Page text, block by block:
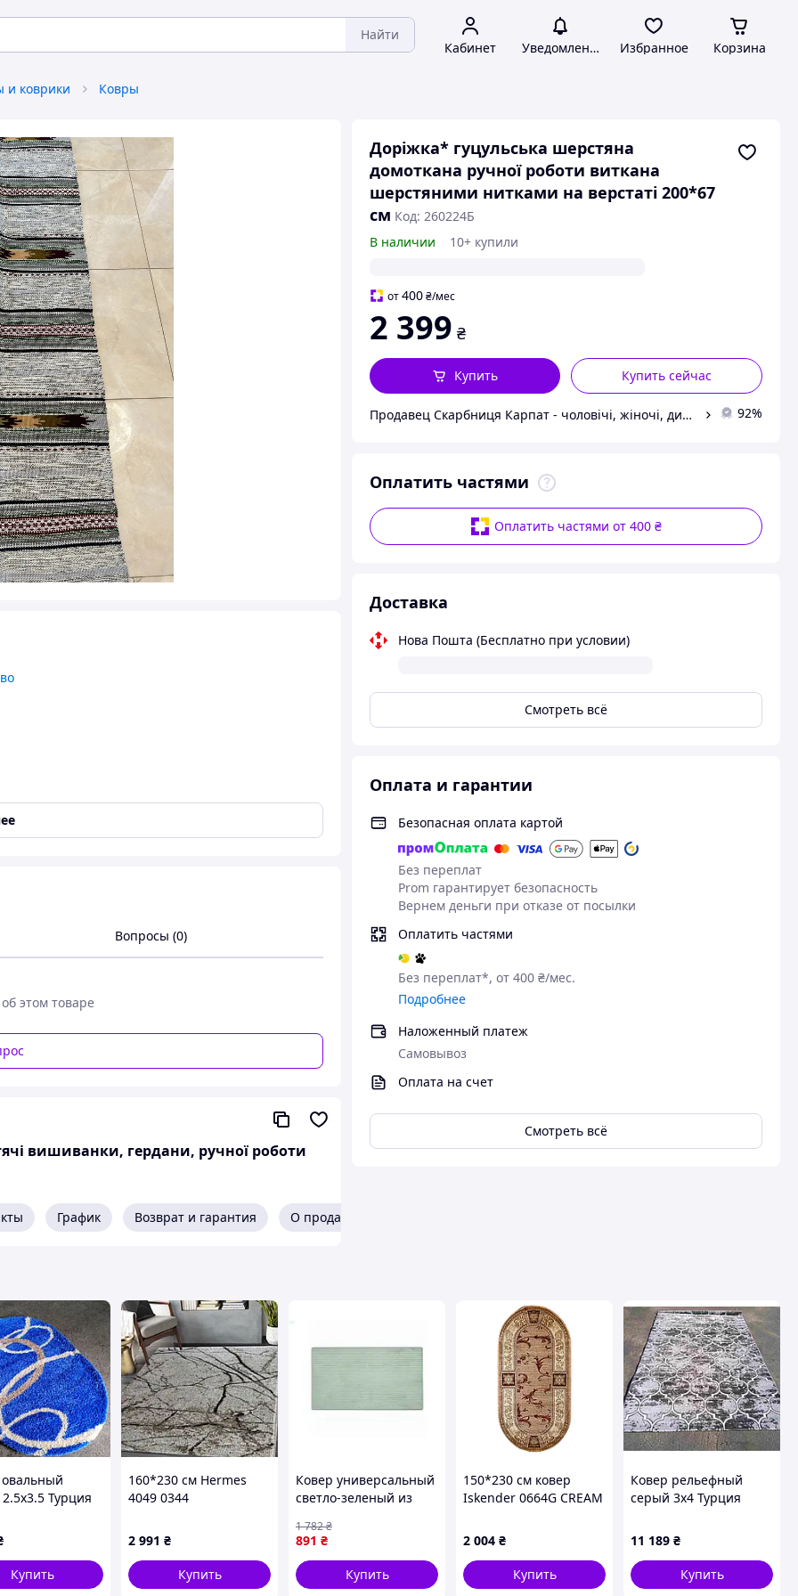
Найти
Кабинет Уведомления Избранное Корзина
и коврики Ковры
Доріжка* гуцульська шерстяна
домоткана ручної роботи виткана
шерстяними нитками на верстаті 200*67
см Код: 260224Б
В наличии
10+ купили
от400 ₴/мес
2 399 ₴
Купить сейчас
Купить
Продавец Скарбниця Карпат - чоловічі, жіночі, дитячі вишиванки, гердани, ручної роботи 92%
Оплатить частями
Оплатить частями от 400 ₴
Доставка
Нова Пошта (Бесплатно при условии)
Смотреть всё
Оплата и гарантии
Безопасная оплата картой
Без переплат
Prom гарантирует безопасность
Вернем деньги при отказе от посылки
Оплатить частями
Без переплат*, от 400 ₴/мес.
Подробнее
Наложенный платеж
Самовывоз
Оплата на счет
Смотреть всё
з орнаментом ручної роботи виткана
тонах розмір 200*67 см
з шерстяних ниток, гуцульскими
виконана вручну на станку доріжка, ниточка
лише Карпатськими майстрами
у розмірі до 5 см!
щодо товару?
"Скарбниця-Карпат"?
Ваше
Отримайте товар
Вопросы (0)
этом товаре
вишиванки, гердани, ручної роботи
График Возврат и гарантия О продавце
Турция
Купить
160*230 см Hermes
4049 0344
на пол.
Прямоугольный.
2 991 ₴
Купить
Ковер универсальный
светло-зеленый из
офиса с
противоскользящей
основой
891 ₴
1 782₴
Купить
150*230 см ковер
Iskender 0664G CREAM
2 004 ₴
Купить
Ковер рельефный
серый 3x4 Турция
11 189 ₴
Купить